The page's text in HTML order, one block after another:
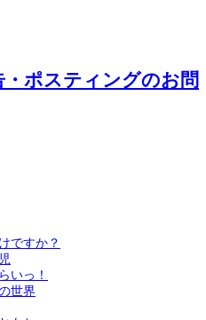
ですか？
いっ！
世界